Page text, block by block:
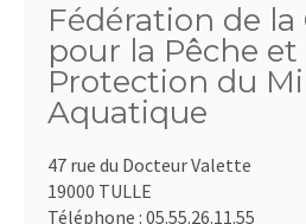
Fédération de la
pour la Pêche et
Protection du
Aquatique
47 rue du Docteur Valette
19000 TULLE
Téléphone : 05.55.26.11.55